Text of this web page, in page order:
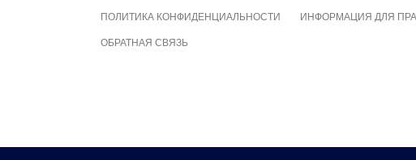
ПОЛИТИКА КОНФИДЕНЦИАЛЬНОСТИ ИНФОРМАЦИЯ ДЛЯ
ОБРАТНАЯ СВЯЗЬ